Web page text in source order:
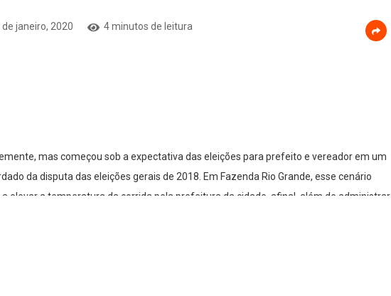
de janeiro, 2020 4 minutos de leitura
mas começou sob a expectativa das eleições para prefeito e vereador em um
da disputa das eleições gerais de 2018. Em Fazenda Rio Grande, esse cenário
elevar a temperatura da corrida pela prefeitura da cidade, afinal, além de administrar